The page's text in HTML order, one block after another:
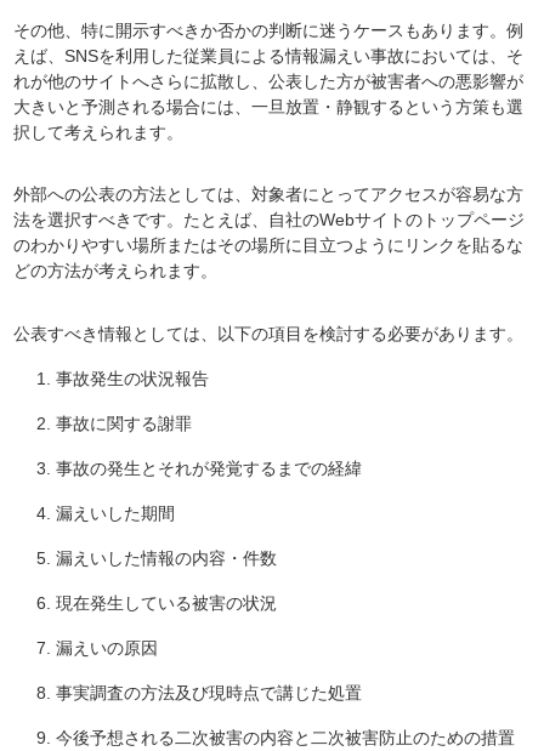
その他、特に開示すべきか否かの判断に迷うケースもあります。例
えば、SNSを利用した従業員による情報漏えい事故においては、そ
れが他のサイトへさらに拡散し、公表した方が被害者への悪影響が
大きいと予測される場合には、一旦放置・静観するという方策も選
択して考えられます。
外部への公表の方法としては、対象者にとってアクセスが容易な方
法を選択すべきです。たとえば、自社のWebサイトのトップページ
のわかりやすい場所またはその場所に目立つようにリンクを貼るな
どの方法が考えられます。
公表すべき情報としては、以下の項目を検討する必要があります。
事故発生の状況報告
事故に関する謝罪
事故の発生とそれが発覚するまでの経緯
漏えいした期間
漏えいした情報の内容・件数
現在発生している被害の状況
漏えいの原因
事実調査の方法及び現時点で講じた処置
今後予想される二次被害の内容と二次被害防止のための措置